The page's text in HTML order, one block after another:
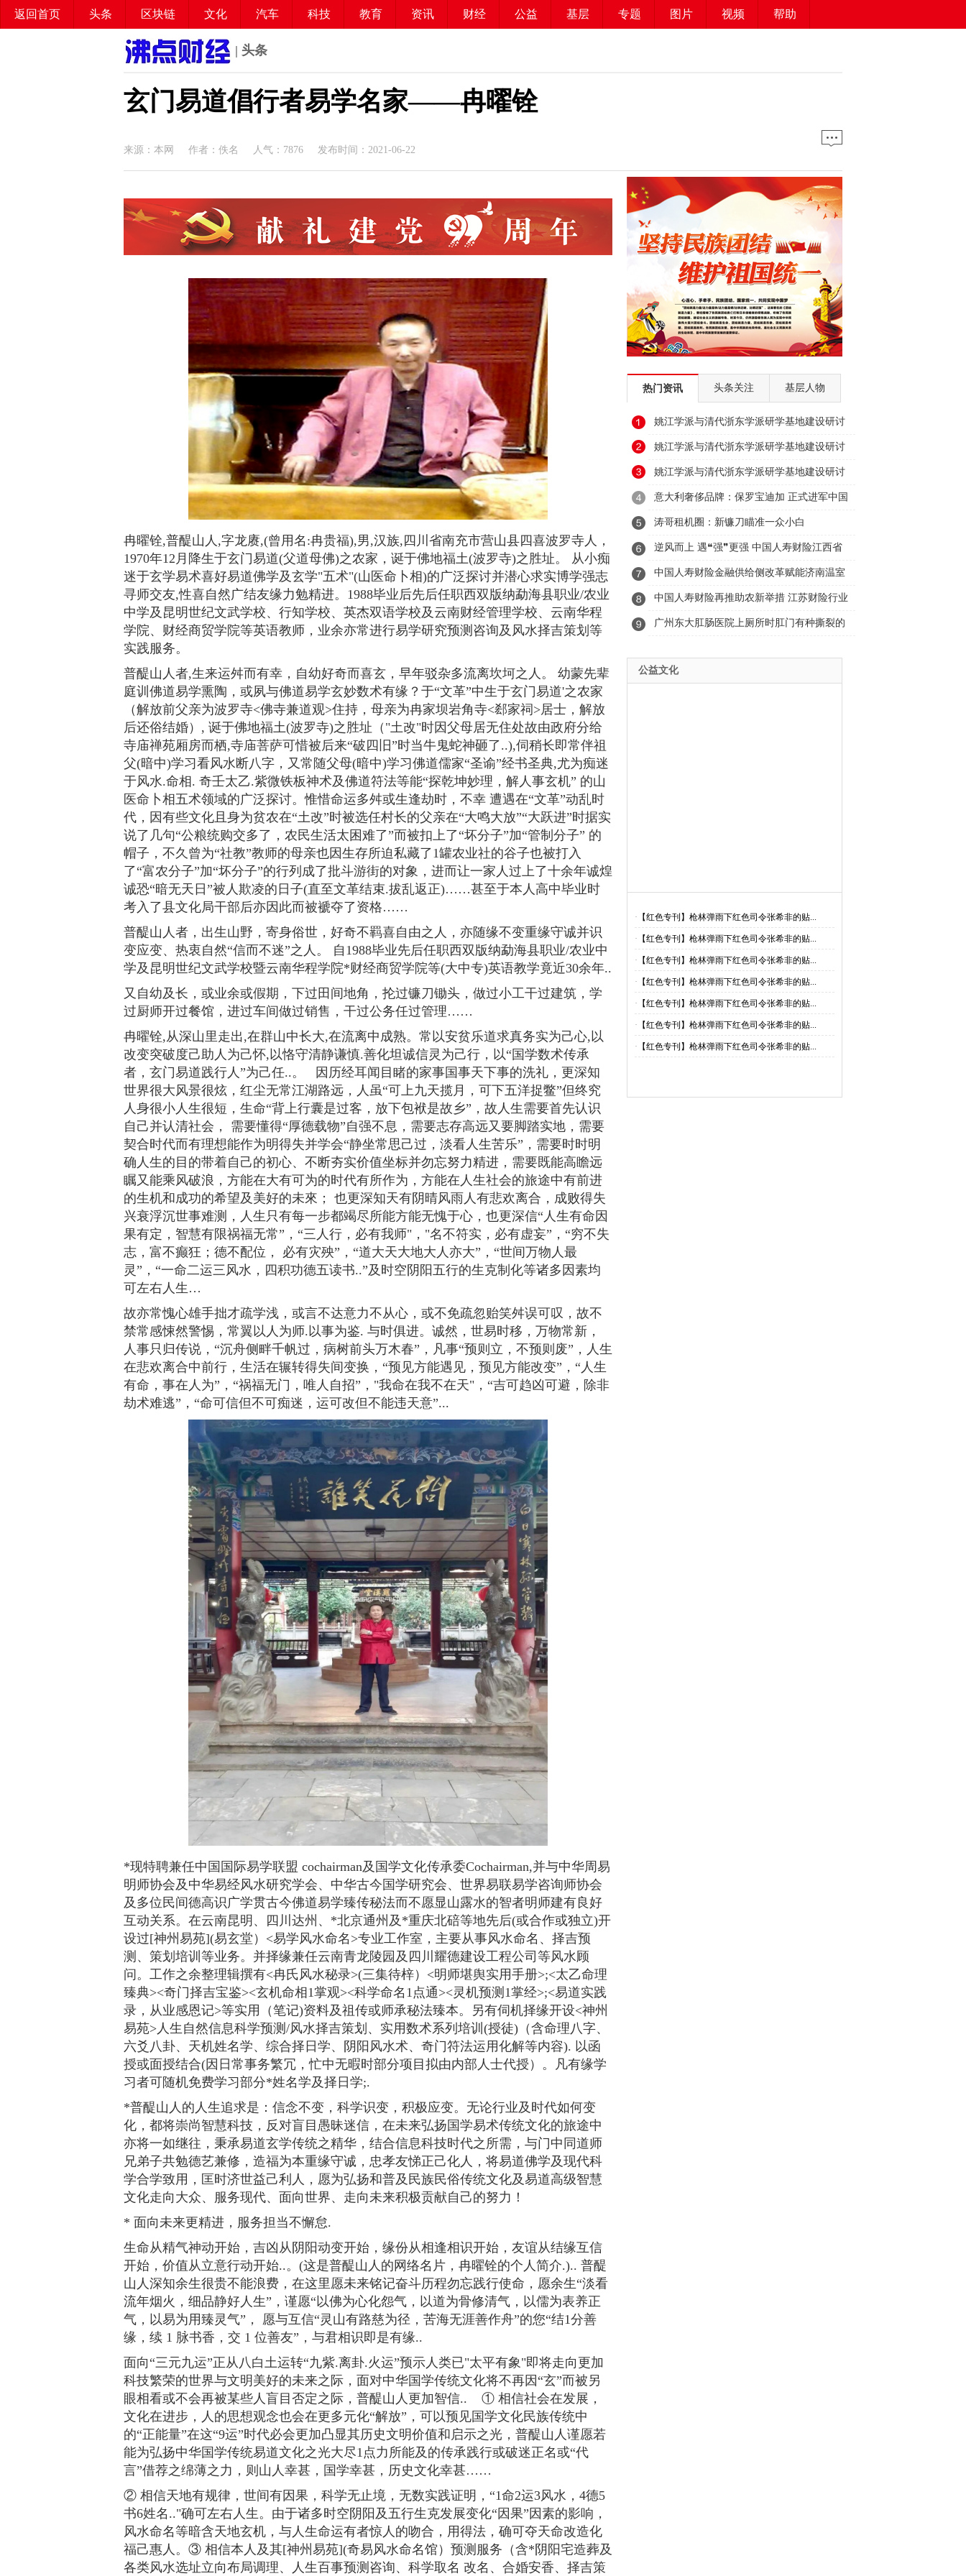
返回首页 头条 区块链 文化 汽车 科技 教育 资讯 财经 公益 基层 专题 图片 视频 帮助
| 头条
玄门易道倡行者易学名家——冉曜铨
来源：本网 作者：佚名 人气： 7876 发布时间：2021-06-22
冉曜铨,普醍山人,字龙赓,(曾用名:冉贵福),男,汉族,四川省南充市营山县四喜波罗寺人，
1970年12月降生于玄门易道(父道母佛)之农家，诞于佛地福土(波罗寺)之胜址。 从小痴
迷于玄学易术喜好易道佛学及玄学"五术"(山医命卜相)的广泛探讨并潜心求实博学强志
寻师交友,性喜自然广结友缘力勉精进。1988毕业后先后任职西双版纳勐海县职业/农业
中学及昆明世纪文武学校、行知学校、英杰双语学校及云南财经管理学校、云南华程
学院、财经商贸学院等英语教师，业余亦常进行易学研究预测咨询及风水择吉策划等
实践服务。
普醍山人者,生来运舛而有幸，自幼好奇而喜玄，早年驳杂多流离坎坷之人。 幼蒙先辈
庭训佛道易学熏陶，或夙与佛道易学玄妙数术有缘？于“文革”中生于玄门易道'之农家
（解放前父亲为波罗寺<佛寺兼道观>住持，母亲为冉家坝岩角寺<郄家祠>居士，解放
后还俗结婚）, 诞于佛地福土(波罗寺)之胜址（"土改"时因父母居无住处故由政府分给
寺庙禅苑厢房而栖,寺庙菩萨可惜被后来“破四旧”时当牛鬼蛇神砸了..),伺稍长即常伴祖
父(暗中)学习看风水断八字，又常随父母(暗中)学习佛道儒家“圣谕”经书圣典,尤为痴迷
于风水.命相. 奇壬太乙.紫微铁板神术及佛道符法等能“探乾坤妙理，解人事玄机” 的山
医命卜相五术领域的广泛探讨。惟惜命运多舛或生逢劫时，不幸 遭遇在“文革”动乱时
代，因有些文化且身为贫农在“土改”时被选任村长的父亲在“大鸣大放”“大跃进”时据实
说了几句“公粮统购交多了，农民生活太困难了”而被扣上了“坏分子”加“管制分子” 的
帽子，不久曾为“社教”教师的母亲也因生存所迫私藏了1罐农业社的谷子也被打入
了“富农分子”加“坏分子”的行列成了批斗游街的对象，进而让一家人过上了十余年诚煌
诚恐“暗无天日”被人欺凌的日子(直至文革结束.拔乱返正)……甚至于本人高中毕业时
考入了县文化局干部后亦因此而被褫夺了资格……
普醍山人者，出生山野，寄身俗世，好奇不羁喜自由之人，亦随缘不变重缘守诚并识
变应变、热衷自然“信而不迷”之人。 自1988毕业先后任职西双版纳勐海县职业/农业中
学及昆明世纪文武学校暨云南华程学院*财经商贸学院等(大中专)英语教学竟近30余年..
又自幼及长，或业余或假期，下过田间地角，抡过镰刀锄头，做过小工干过建筑，学
过厨师开过餐馆，进过车间做过销售，干过公务任过管理……
冉曜铨,从深山里走出,在群山中长大,在流离中成熟。常以安贫乐道求真务实为己心,以
改变突破度己助人为己怀,以恪守清静谦慎.善化坦诚信灵为己行，以“国学数术传承
者，玄门易道践行人”为己任..。 因历经耳闻目睹的家事国事天下事的洗礼，更深知
世界很大风景很炫，红尘无常江湖路远，人虽“可上九天揽月，可下五洋捉鳖”但终究
人身很小人生很短，生命“背上行囊是过客，放下包袱是故乡”，故人生需要首先认识
自己并认清社会， 需要懂得“厚德载物”自强不息，需要志存高远又要脚踏实地，需要
契合时代而有理想能作为明得失并学会“静坐常思己过，淡看人生苦乐”，需要时时明
确人生的目的带着自己的初心、不断夯实价值坐标并勿忘努力精进，需要既能高瞻远
瞩又能乘风破浪，方能在大有可为的时代有所作为，方能在人生社会的旅途中有前进
的生机和成功的希望及美好的未來； 也更深知天有阴晴风雨人有悲欢离合，成败得失
兴衰浮沉世事难测，人生只有每一步都竭尽所能方能无愧于心，也更深信“人生有命因
果有定，智慧有限祸福无常”，“三人行，必有我师"，"名不符实，必有虚妄”，“穷不失
志，富不癫狂；德不配位， 必有灾殃”，“道大天大地大人亦大”，“世间万物人最
灵”，“一命二运三风水，四积功德五读书..”及时空阴阳五行的生克制化等诸多因素均
可左右人生…
故亦常愧心雄手拙才疏学浅，或言不达意力不从心，或不免疏忽贻笑舛误可叹，故不
禁常感悚然警惕，常翼以人为师.以事为鉴. 与时俱进。诚然，世易时移，万物常新，
人事只归传说，“沉舟侧畔千帆过，病树前头万木春”，凡事“预则立，不预则废”，人生
在悲欢离合中前行，生活在辗转得失间变换，“预见方能遇见，预见方能改变”，“人生
有命，事在人为”，“祸福无门，唯人自招”，"我命在我不在天"，“吉可趋凶可避，除非
劫术难逃”，“命可信但不可痴迷，运可改但不能违天意”...
*现特聘兼任中国国际易学联盟 cochairman及国学文化传承委Cochairman,并与中华周易
明师协会及中华易经风水研究学会、中华古今国学研究会、世界易联易学咨询师协会
及多位民间德高识广学贯古今佛道易学臻传秘法而不愿显山露水的智者明师建有良好
互动关系。在云南昆明、四川达州、*北京通州及*重庆北碚等地先后(或合作或独立)开
设过[神州易苑](易玄堂）<易学风水命名>专业工作室，主要从事风水命名、择吉预
测、策划培训等业务。并择缘兼任云南青龙陵园及四川耀德建设工程公司等风水顾
问。工作之余整理辑撰有<冉氏风水秘录>(三集待梓）<明师堪舆实用手册>;<太乙命理
臻典><奇门择吉宝鉴><玄机命相1掌观><科学命名1点通><灵机预测1掌经>;<易道实践
录，从业感恩记>等实用（笔记)资料及祖传或师承秘法臻本。另有伺机择缘开设<神州
易苑>人生自然信息科学预测/风水择吉策划、实用数术系列培训(授徒)（含命理八字、
六爻八卦、天机姓名学、综合择日学、阴阳风水术、奇门符法运用化解等内容). 以函
授或面授结合(因日常事务繁冗，忙中无暇时部分项目拟由内部人士代授）。凡有缘学
习者可随机免费学习部分*姓名学及择日学;.
*普醍山人的人生追求是：信念不变，科学识变，积极应变。无论行业及时代如何变
化，都将崇尚智慧科技，反对盲目愚昧迷信，在未来弘扬国学易术传统文化的旅途中
亦将一如继往，秉承易道玄学传统之精华，结合信息科技时代之所需，与门中同道师
兄弟子共勉德艺兼修，造福为本重缘守诚，忠孝友悌正己化人，将易道佛学及现代科
学合学致用，匡时济世益己利人，愿为弘扬和普及民族民俗传统文化及易道高级智慧
文化走向大众、服务现代、面向世界、走向未来积极贡献自己的努力！
* 面向未来更精进，服务担当不懈怠.
生命从精气神动开始，吉凶从阴阳动变开始，缘份从相逢相识开始，友谊从结缘互信
开始，价值从立意行动开始..。(这是普醍山人的网络名片，冉曜铨的个人简介.).. 普醍
山人深知余生很贵不能浪费，在这里愿未来铭记奋斗历程勿忘践行使命，愿余生“淡看
流年烟火，细品静好人生”，谨愿“以佛为心化怨气，以道为骨修清气，以儒为表养正
气，以易为用臻灵气”， 愿与互信“灵山有路慈为径，苦海无涯善作舟”的您“结1分善
缘，续 1 脉书香，交 1 位善友”，与君相识即是有缘..
面向“三元九运”正从八白土运转“九紫.离卦.火运”预示人类已"太平有象"即将走向更加
科技繁荣的世界与文明美好的未来之际，面对中华国学传统文化将不再因“玄”而被另
眼相看或不会再被某些人盲目否定之际，普醍山人更加智信.. ① 相信社会在发展，
文化在进步，人的思想观念也会在更多元化“解放”，可以预见国学文化民族传统中
的“正能量”在这“9运”时代必会更加凸显其历史文明价值和启示之光，普醍山人谨愿若
能为弘扬中华国学传统易道文化之光大尽1点力所能及的传承践行或破迷正名或“代
言”借荐之绵薄之力，则山人幸甚，国学幸甚，历史文化幸甚……
② 相信天地有规律，世间有因果，科学无止境，无数实践证明，“1命2运3风水，4德5
书6姓名.."确可左右人生。由于诸多时空阴阳及五行生克发展变化“因果”因素的影响，
风水命名等暗含天地玄机，与人生命运有者惊人的吻合，用得法，确可夺天命改造化
福己惠人。③ 相信本人及其[神州易苑](奇易风水命名馆）预测服务（含*阴阳宅造葬及
各类风水选址立向布局调理、人生百事预测咨询、科学取名 改名、合婚安香、择吉策
热门资讯 头条关注 基层人物
姚江学派与清代浙东学派研学基地建设研讨
会举行
姚江学派与清代浙东学派研学基地建设研讨
会举行
姚江学派与清代浙东学派研学基地建设研讨
会举行
意大利奢侈品牌：保罗宝迪加 正式进军中国
鞋履市场
涛哥租机圈：新镰刀瞄准一众小白
逆风而上 遇❝强❞更强 中国人寿财险江西省
分公司全力应对 强对流天气
中国人寿财险金融供给侧改革赋能济南温室
蔬菜大棚产业
中国人寿财险再推助农新举措 江苏财险行业
首单百合产量保险落地无锡宜兴
广州东大肛肠医院上厕所时肛门有种撕裂的
公益文化
· 【红色专刊】枪林弹雨下红色司令张希非的贴...
· 【红色专刊】枪林弹雨下红色司令张希非的贴...
· 【红色专刊】枪林弹雨下红色司令张希非的贴...
· 【红色专刊】枪林弹雨下红色司令张希非的贴...
· 【红色专刊】枪林弹雨下红色司令张希非的贴...
· 【红色专刊】枪林弹雨下红色司令张希非的贴...
· 【红色专刊】枪林弹雨下红色司令张希非的贴...